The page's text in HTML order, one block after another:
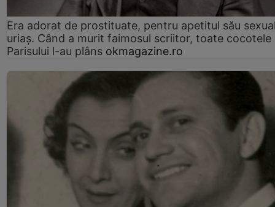
Era adorat de prostituate, pentru apetitul său
uriaș. Când a murit faimosul scriitor, toate cocotele
Parisului l-au plâns okmagazine.ro